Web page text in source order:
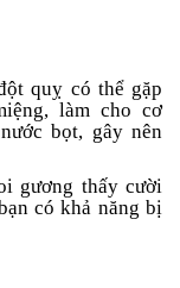
quỵ có thể gặp
làm cho cơ
bọt, gây nên
gương thấy cười
có khả năng bị